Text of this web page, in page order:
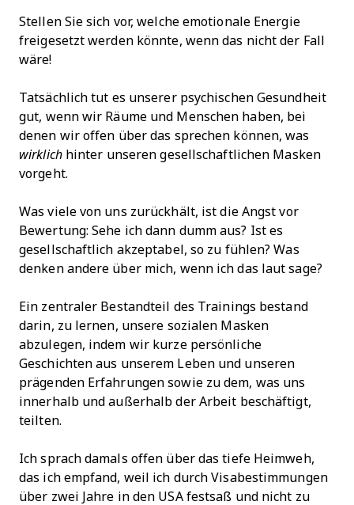
Stellen Sie sich vor, welche emotionale Energie
freigesetzt werden könnte, wenn das nicht der Fall
wäre!
Tatsächlich tut es unserer psychischen Gesundheit
gut, wenn wir Räume und Menschen haben, bei
denen wir offen über das sprechen können, was
wirklichhinter unseren gesellschaftlichen Masken
vorgeht.
Was viele von uns zurückhält, ist die Angst vor
Bewertung: Sehe ich dann dumm aus? Ist es
gesellschaftlich akzeptabel, so zu fühlen? Was
denken andere über mich, wenn ich das laut sage?
Ein zentraler Bestandteil des Trainings bestand
darin, zu lernen, unsere sozialen Masken
abzulegen, indem wir kurze persönliche
Geschichten aus unserem Leben und unseren
prägenden Erfahrungen sowie zu dem, was uns
innerhalb und außerhalb der Arbeit beschäftigt,
teilten.
Ich sprach damals offen über das tiefe Heimweh,
das ich empfand, weil ich durch Visabestimmungen
über zwei Jahre in den USA festsaß und nicht zu